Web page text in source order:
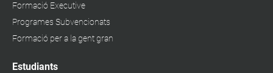
Formació Executive
Programes Subvencionats
Formació per a la gent gran
Estudiants